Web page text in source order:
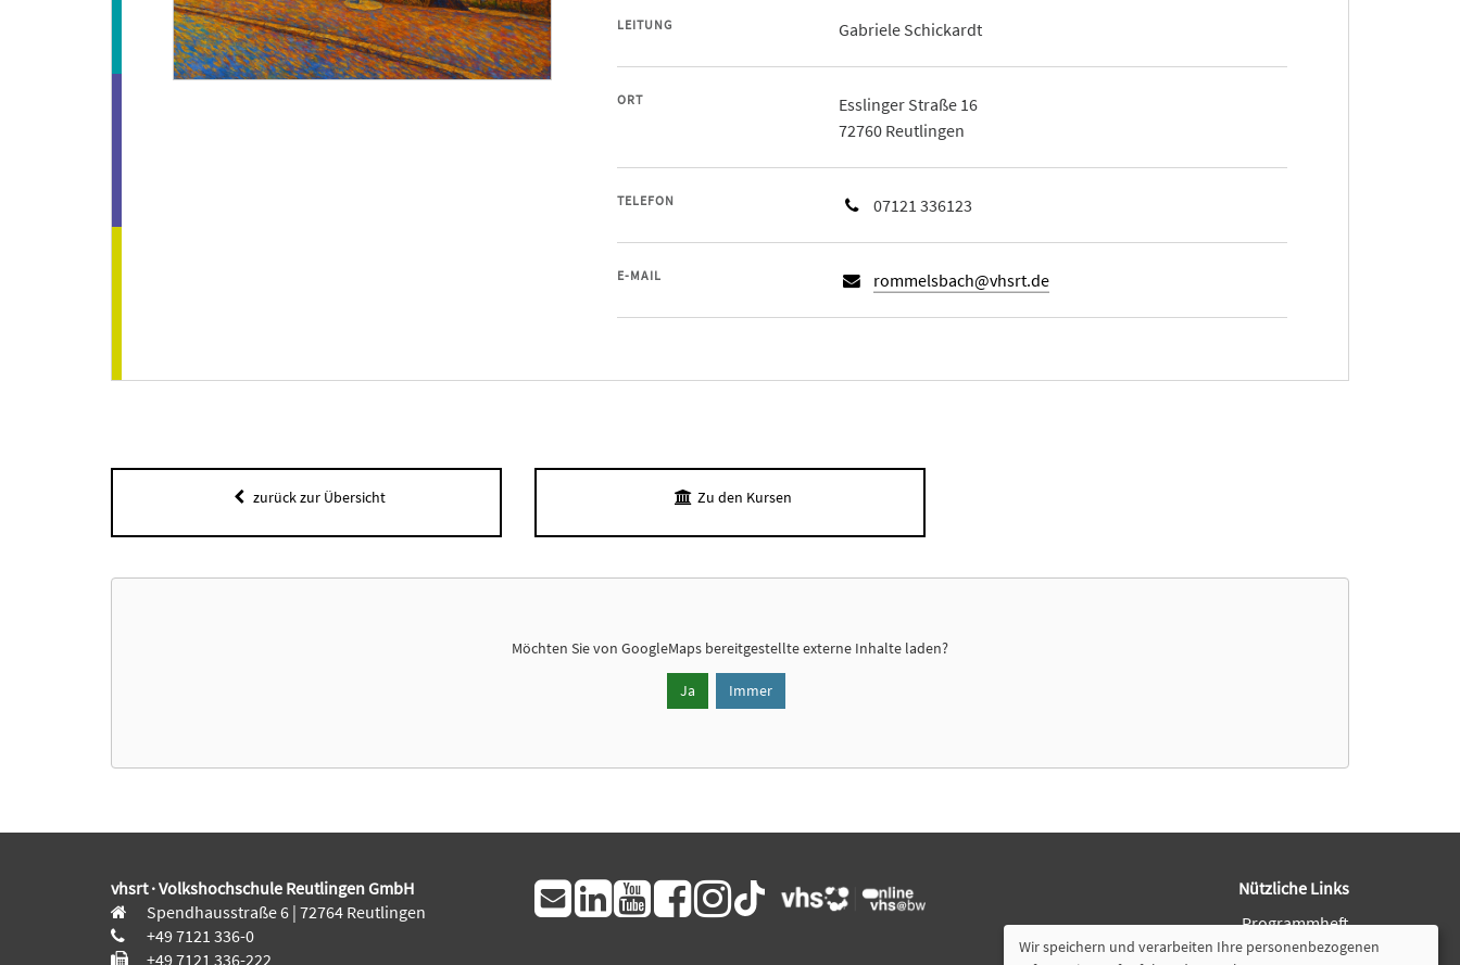
LEITUNG Gabriele Schickardt
ORT
Esslinger Straße 16
72760 Reutlingen
TELEFON 07121 336123
E-MAIL rommelsbach@vhsrt.de
zurück zur Übersicht Zu den Kursen
Möchten Sie von GoogleMaps bereitgestellte externe Inhalte laden?
Ja Immer
vhsrt · Volkshochschule Reutlingen GmbH
Spendhausstraße 6 | 72764 Reutlingen
+49 7121 336-0
+49 7121 336-222
Nützliche Links
Programmheft
Downloads
Wir speichern und verarbeiten Ihre personenbezogenen